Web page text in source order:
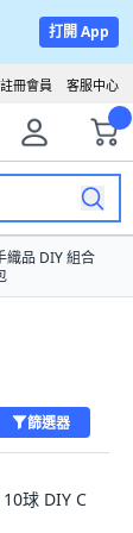
打開 App
客服中心
註冊會員
織品 DIY 組合
篩選器
球 DIY C